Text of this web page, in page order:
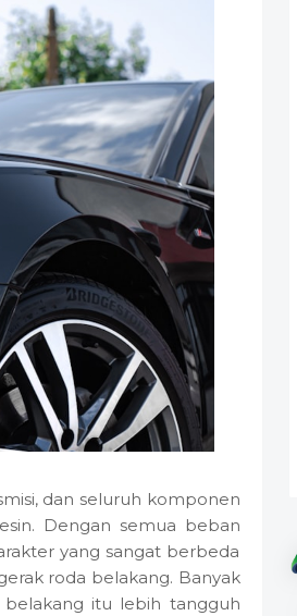
dan seluruh komponen
Dengan semua beban
yang sangat berbeda
roda belakang. Banyak
itu lebih tangguh